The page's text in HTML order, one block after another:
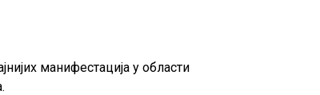
манифестација у области